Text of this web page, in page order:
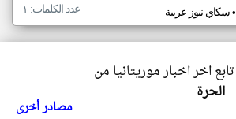
سكاي نيوز عربية• عدد الكلمات: ١
تابع اخر اخبار موريتانيا من
الحرة
مصادر أخرى